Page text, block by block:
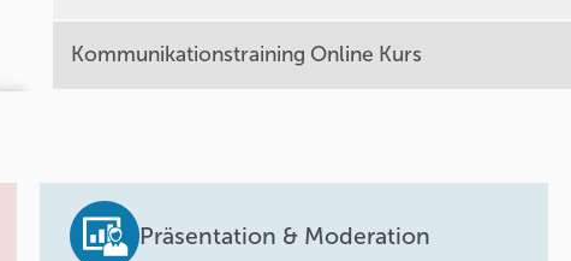
Kommunikationstraining Online Kurs
Präsentation & Moderation